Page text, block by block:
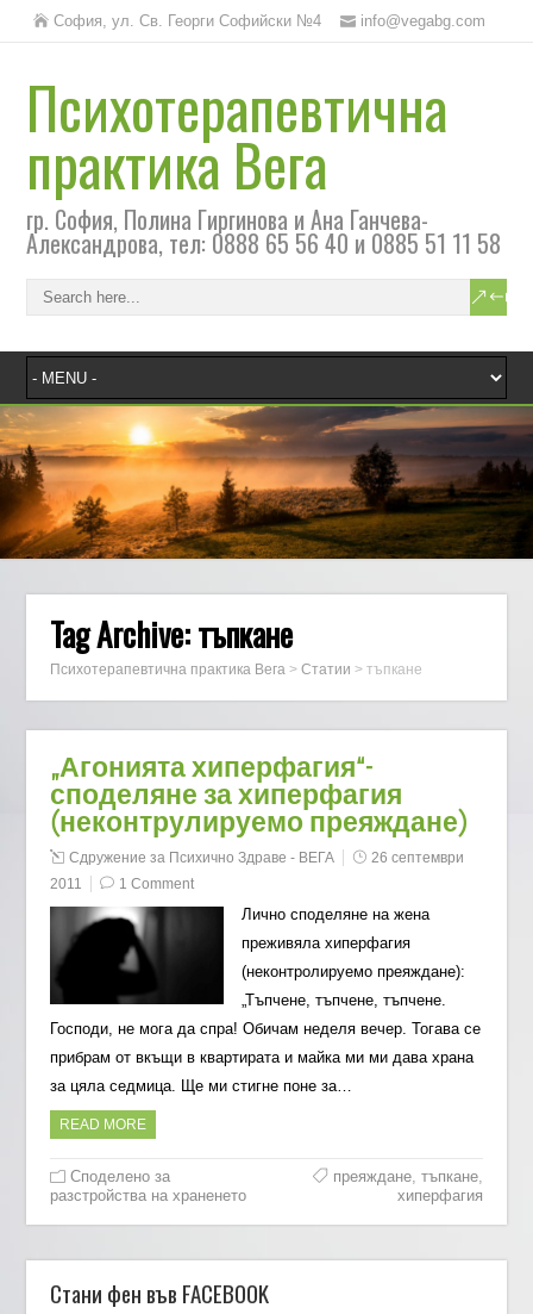
София, ул. Св. Георги Софийски №4 info@vegabg.com
Психотерапевтична
практика Вега
гр. София, Полина Гиргинова и Ана Ганчева-
Александрова, тел: 0888 65 56 40 и 0885 51 11 58
Tag Archive:тъпкане
Психотерапевтична практика Вега >Статии >тъпкане
„Агонията хиперфагия“-
споделяне за хиперфагия
(неконтрулируемо преяждане)
Сдружение за Психично Здраве - ВЕГА
26 септември
2011
1 Comment
Лично споделяне на жена
преживяла хиперфагия
(неконтролируемо преяждане):
„Тъпчене, тъпчене, тъпчене.
Господи, не мога да спра! Обичам неделя вечер. Тогава се
прибрам от вкъщи в квартирата и майка ми ми дава храна
за цяла седмица. Ще ми стигне поне за…
READ MORE
Споделено за
разстройства на храненето
преяждане, тъпкане,
хиперфагия
Стани фен във FACEBOOK